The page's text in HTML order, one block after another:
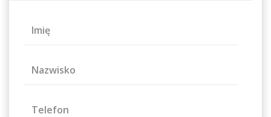
Imię
Nazwisko
Telefon